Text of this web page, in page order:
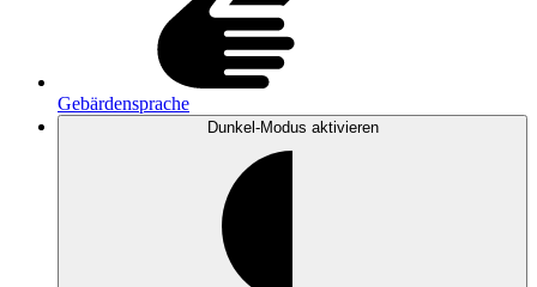
Gebärdensprache
Dunkel-Modus aktivieren